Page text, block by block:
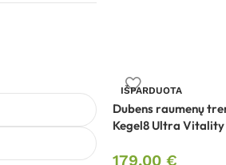
IŠPARDUOTA
Dubens raumenų
Kegel8 Ultra Vitality
179,00 €